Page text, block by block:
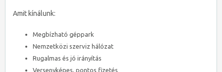
Amit kínálunk:
Megbízható géppark
Nemzetközi szerviz hálózat
Rugalmas és jó irányítás
Versenyképes, pontos fizetés